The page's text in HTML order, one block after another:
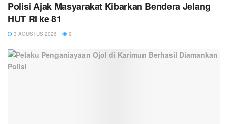
Polisi Ajak Masyarakat Kibarkan Bendera Jelang
HUT RI ke 81
3 AGUSTUS 2026 9